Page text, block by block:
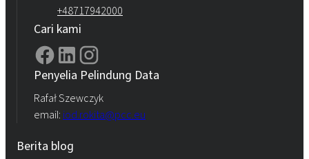
+48717942000
Cari kami
Penyelia Pelindung Data
Rafał Szewczyk
email: iod.rokita@pcc.eu
Berita blog